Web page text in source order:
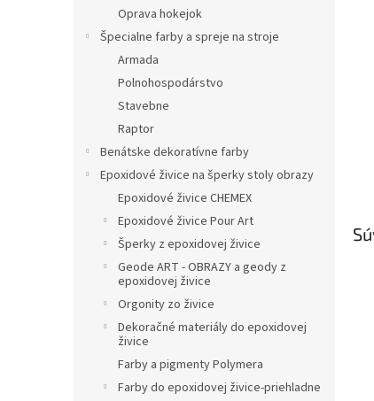
Oprava hokejok
Špecialne farby a spreje na stroje
Armada
Polnohospodárstvo
Stavebne
Raptor
Benátske dekoratívne farby
Epoxidové živice na šperky stoly obrazy
Epoxidové živice CHEMEX
Epoxidové živice Pour Art
Šperky z epoxidovej živice
Geode ART - OBRAZY a geody z
epoxidovej živice
Orgonity zo živice
Dekoračné materiály do epoxidovej
živice
Farby a pigmenty Polymera
Farby do epoxidovej živice-priehladne